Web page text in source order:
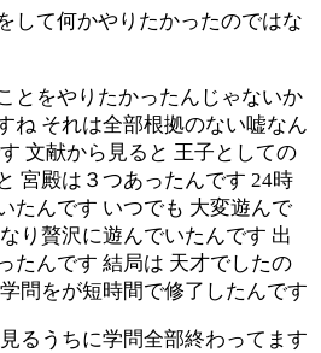
して何かやりたかったのではな
とをやりたかったんじゃないか
ね それは全部根拠のない嘘なん
文献から見ると 王子としての
宮殿は３つあったんです 24時
たんです いつでも 大変遊んで
り贅沢に遊んでいたんです 出
たんです 結局は 天才でしたの
問をが短時間で修了したんです
るうちに学問全部終わってます